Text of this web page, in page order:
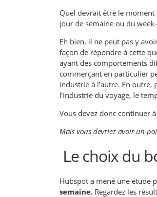
Quel devrait être le moment
jour de semaine ou du
Eh bien, il ne peut pas y
façon de répondre à cette
ayant des comportements
commerçant en particulier
industrie à l’autre. En
l’industrie du voyage, le
Vous devez donc continuer
Mais vous devriez avoir un
Le choix du
Hubspot a mené une étude
semaine. Regardez les